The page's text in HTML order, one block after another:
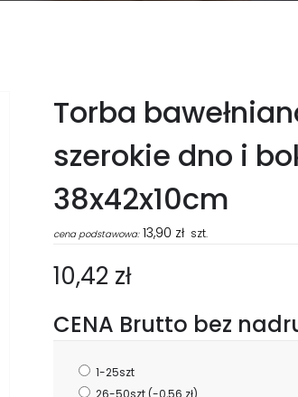
Torba
szerokie dno i
38x42x10cm
cena podstawowa: 13,90 zł szt.
CENA Brutto bez
1-25szt
26-50szt(-0,56 zł)
10,42 zł